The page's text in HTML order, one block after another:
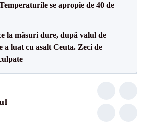
se apropie de 40 de
la măsuri dure, după valul de
a luat cu asalt Ceuta. Zeci de